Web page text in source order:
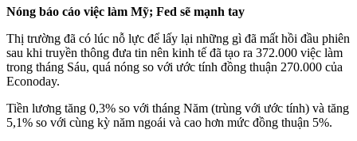
Nóng báo cáo việc làm Mỹ; Fed sẽ mạnh tay
Thị trường đã có lúc nỗ lực để lấy lại những gì đã mất hồi đầu phiên
sau khi truyền thông đưa tin nên kinh tế đã tạo ra 372.000 việc làm
trong tháng Sáu, quá nóng so với ước tính đồng thuận 270.000 của
Econoday.
Tiền lương tăng 0,3% so với tháng Năm (trùng với ước tính) và tăng
5,1% so với cùng kỳ năm ngoái và cao hơn mức đồng thuận 5%.